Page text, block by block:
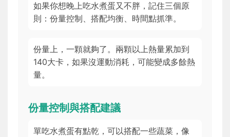
如果你想晚上吃水煮蛋又不胖，記住三個原
則：份量控制、搭配均衡、時間點抓準。
份量上，一顆就夠了。兩顆以上熱量累加到
140大卡，如果沒運動消耗，可能變成多餘熱
量。
份量控制與搭配建議
單吃水煮蛋有點乾，可以搭配一些蔬菜，像